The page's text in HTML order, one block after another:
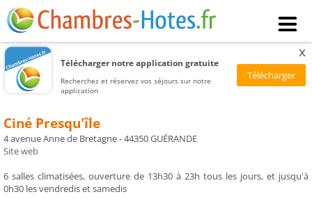
Télécharger notre application gratuite
Recherchez et réservez vos séjours sur notre
application
x
Ciné Presqu'île
4 avenue Anne de Bretagne - 44350 GUÉRANDE
Site web
6 salles climatisées, ouverture de 13h30 à 23h tous les jours, et jusqu'à
0h30 les vendredis et samedis